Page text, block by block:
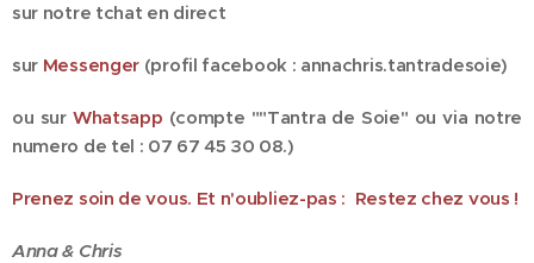
sur notre tchat en direct
sur Messenger (profil facebook : annachris.tantradesoie)
ou sur Whatsapp (compte ""Tantra de Soie" ou via notre
numero de tel : 07 67 45 30 08.)
Prenez soin de vous. Et n'oubliez-pas : Restez chez vous !
Anna & Chris